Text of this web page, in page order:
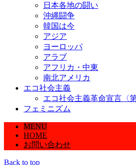
日本各地の闘い
沖縄闘争
韓国は今
アジア
ヨーロッパ
アラブ
アフリカ・中東
南北アメリカ
エコ社会主義
エコ社会主義革命宣言〈
フェミニズム
MENU
HOME
お問い合わせ
Back to top